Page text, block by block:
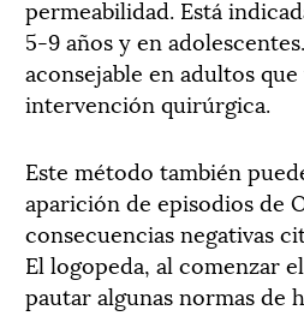
permeabilidad. Está
5-9 años y en
aconsejable en adultos
intervención quirúrgica.
Este método también
aparición de episodios de
consecuencias negativas
El logopeda, al comenzar
pautar algunas normas de